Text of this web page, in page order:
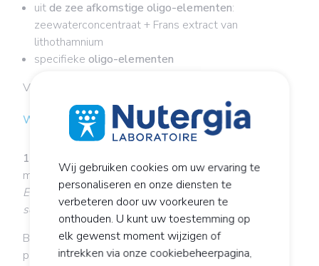
uitde zee afkomstige oligo-elementen:
zeewaterconcentraat + Frans extract van
lithothamnium
specifieke oligo-elementen
Voor formules die u nergens anders vindt!
Wanneer is het product aanbevolen?
10 tot 20 ml per dag
ml)
Een lichte verkleuring of bezinksel is normaal, goed
schudden vóór gebruik.
Buiten het bereik van kinderen bewaren, op een droge
plaats, bij een temperatuur onder de 25 °C.
Wij gebruiken cookies om uw ervaring te
personaliseren en onze diensten te
verbeteren door uw voorkeuren te
onthouden. U kunt uw toestemming op
elk gewenst moment wijzigen of
intrekken via onze cookiebeheerpagina,